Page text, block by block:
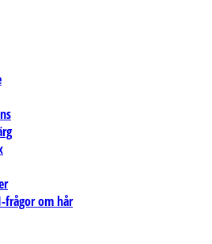
frågor om hår